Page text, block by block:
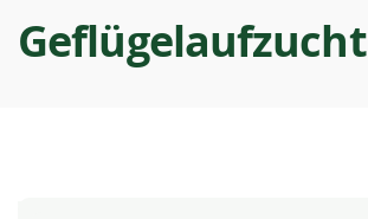
Geflügelaufzucht